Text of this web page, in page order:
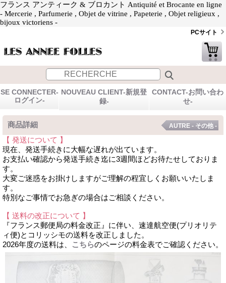
フランス アンティーク & ブロカント Antiquité et Brocante en ligne
- Mercerie , Parfumerie , Objet de vitrine , Papeterie , Objet religieux ,
bijoux victoriens -
PCサイト
SE CONNECTER-
ログイン-
NOUVEAU CLIENT-新規登
録-
CONTACT-お問い合わ
せ-
商品詳細 AUTRE - その他 -
【 発送について 】
現在、発送手続きに大幅な遅れが出ています。
お支払い確認から発送手続き迄に3週間ほどお待たせしておりま
す。
大変ご迷惑をお掛けしますがご理解の程宜しくお願いいたしま
す。
特別なご事情でお急ぎの場合はご相談ください。
【 送料の改正について 】
『フランス郵便局の料金改正』に伴い、速達航空便(プリオリテ
ィ便)とコリッシモの送料を改正しました。
2026年度の送料は、
こちらのページの料金表でご確認ください。